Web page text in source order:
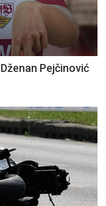
Pejčinović